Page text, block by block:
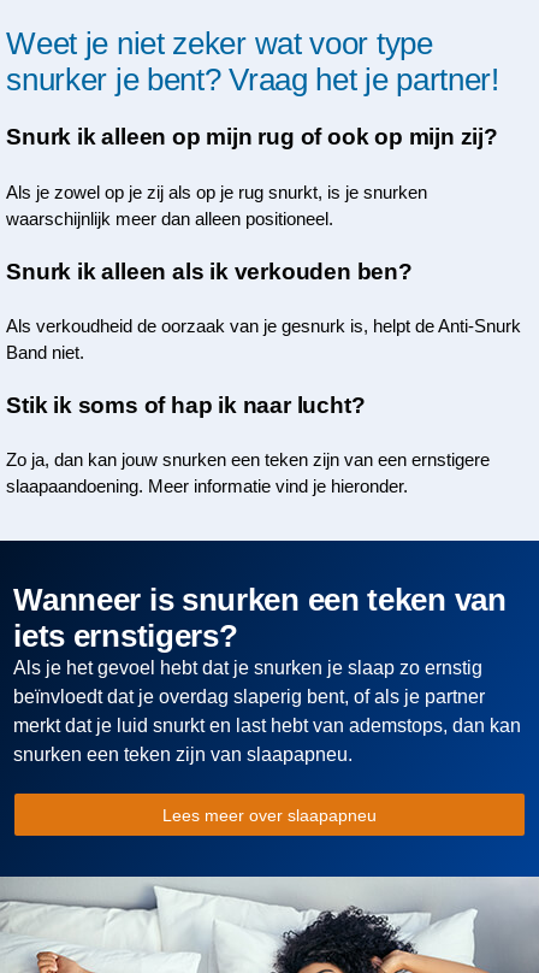
Weet je niet zeker wat voor type
snurker je bent? Vraag het je partner!
Snurk ik alleen op mijn rug of ook op mijn zij?
Als je zowel op je zij als op je rug snurkt, is je snurken
waarschijnlijk meer dan alleen positioneel.
Snurk ik alleen als ik verkouden ben?
Als verkoudheid de oorzaak van je gesnurk is, helpt de Anti-Snurk
Band niet.
Stik ik soms of hap ik naar lucht?
Zo ja, dan kan jouw snurken een teken zijn van een ernstigere
slaapaandoening. Meer informatie vind je hieronder.
Wanneer is snurken een teken van
iets ernstigers?
Als je het gevoel hebt dat je snurken je slaap zo ernstig
beïnvloedt dat je overdag slaperig bent, of als je partner
merkt dat je luid snurkt en last hebt van ademstops, dan kan
snurken een teken zijn van slaapapneu.
Lees meer over slaapapneu